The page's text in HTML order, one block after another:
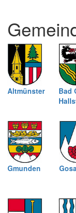
Altmünster
Bad
Gmunden